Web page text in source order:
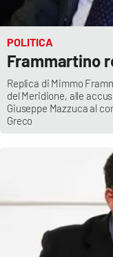
POLITICA
Frammartino
Replica di Mimmo
del Meridione, alle
Giuseppe Mazzuca al
Greco